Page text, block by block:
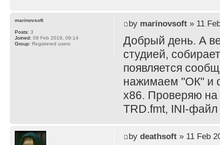
by marinovsoft» 11
Добрый день. А
студией,
появляется
нажимаем "ОК" и
x86. Проверяю
TRD.fmt, INI-файл
marinovsoft
Posts: 3
Joined: 09 Feb 2019, 09:14
Group: Registered users
by deathsoft» 11 Feb